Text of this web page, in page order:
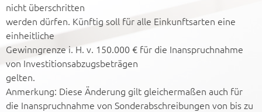
nicht überschritten
werden dürfen. Künftig soll für alle Einkunftsarten eine
einheitliche
Gewinngrenze i. H. v. 150.000 € für die Inanspruchnahme
von Investitionsabzugsbeträgen
gelten.
Anmerkung: Diese Änderung gilt gleichermaßen auch für
die Inanspruchnahme von Sonderabschreibungen von bis zu